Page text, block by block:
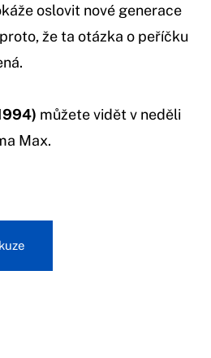
oslovit nové generace
že ta otázka o peříčku
můžete vidět v neděli
Max.